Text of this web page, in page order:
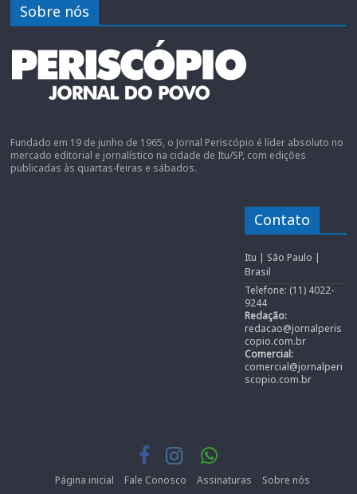
Sobre nós
Fundado em 19 de junho de 1965, o Jornal Periscópio é líder absoluto no
mercado editorial e jornalístico na cidade de Itu/SP, com edições
publicadas às quartas-feiras e sábados.
Contato
Itu | São Paulo |
Brasil
Telefone: (11) 4022-
9244
Redação:
redacao@jornalperis
copio.com.br
Comercial:
comercial@jornalperi
scopio.com.br
Página inicial Fale Conosco Assinaturas Sobre nós